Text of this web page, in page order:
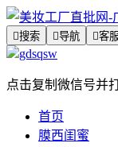
搜索 导航 客
gdsqsw
点击复制微信号并
首页
膜西闺蜜